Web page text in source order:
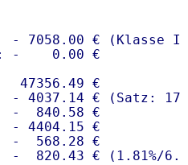
7058.00 € (Klasse I)
-    0.00 €
47356.49 €
- 4037.14 € (Satz:
-  840.58 €
- 4404.15 €
-  568.28 €
-  820.43 € ( 1.81%/